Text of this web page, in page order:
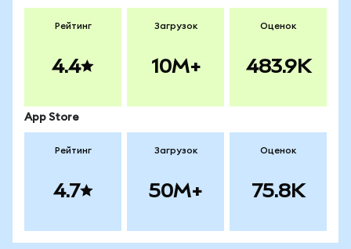
Рейтинг
4.4
Загрузок
10M+
Оценок
483.9K
App Store
Рейтинг
4.7
Загрузок
50M+
Оценок
75.8K